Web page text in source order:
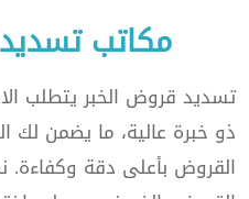
مكاتب
تسديد قروض الخبر يتطلب
ذو خبرة عالية، ما يضمن
القروض بأعلى دقة